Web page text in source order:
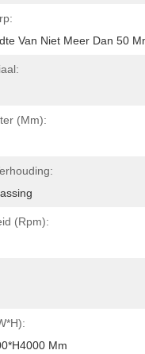
Van Niet Meer Dan 50
(mm):
(rpm):
Mm